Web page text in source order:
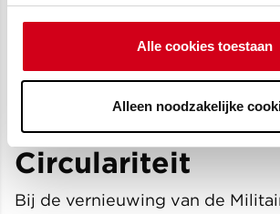
Alle cookies toestaan
Alleen noodzakelijke
schoorstenen
Vernieuwen van al het
Circulariteit
Bij de vernieuwing van de